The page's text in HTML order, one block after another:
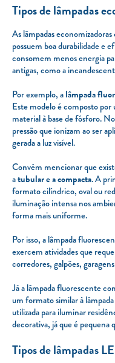
Tipos de lâmpadas
As lâmpadas
possuem boa durabilidade e
consomem menos energia
antigas, como a
Por exemplo, alâmpada
Este modelo é composto
material à base de fósforo.
pressão que ionizam ao ser
gerada a luz visível.
Convém mencionar que
atubular e a compacta. A
formato cilíndrico, oval ou
iluminação intensa nos
forma mais uniforme.
Por isso, a lâmpada
exercem atividades que
corredores, galpões,
Já a lâmpada fluorescente
um formato similar à
utilizada para iluminar
decorativa, já que é pequena
Tipos de lâmpadas